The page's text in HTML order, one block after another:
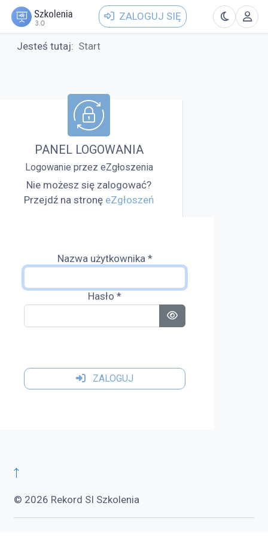
ZALOGUJ SIĘ
Jesteś tutaj: Start
PANEL LOGOWANIA
Logowanie przez eZgłoszenia
Nie możesz się zalogować?
Przejdź na stronę eZgłoszeń
Nazwa użytkownika*
Hasło *
Pokaż hasło
ZALOGUJ
© 2026 Rekord SI Szkolenia